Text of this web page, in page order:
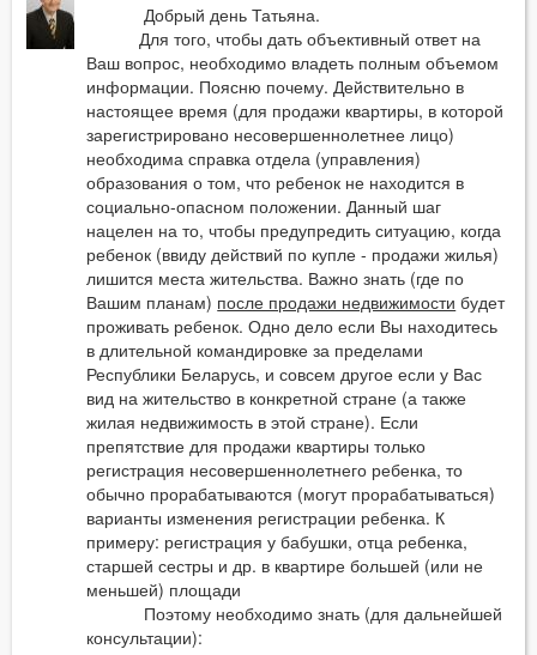
Добрый день Татьяна.
Для того, чтобы дать объективный ответ на
Ваш вопрос, необходимо владеть полным объемом
информации. Поясню почему. Действительно в
настоящее время (для продажи квартиры, в которой
зарегистрировано несовершеннолетнее лицо)
необходима справка отдела (управления)
образования о том, что ребенок не находится в
социально-опасном положении. Данный шаг
нацелен на то, чтобы предупредить ситуацию, когда
ребенок (ввиду действий по купле - продажи жилья)
лишится места жительства. Важно знать (где по
Вашим планам) после продажи недвижимости будет
проживать ребенок. Одно дело если Вы находитесь
в длительной командировке за пределами
Республики Беларусь, и совсем другое если у Вас
вид на жительство в конкретной стране (а также
жилая недвижимость в этой стране). Если
препятствие для продажи квартиры только
регистрация несовершеннолетнего ребенка, то
обычно прорабатываются (могут прорабатываться)
варианты изменения регистрации ребенка. К
примеру: регистрация у бабушки, отца ребенка,
старшей сестры и др. в квартире большей (или не
меньшей) площади
Поэтому необходимо знать (для дальнейшей
консультации):